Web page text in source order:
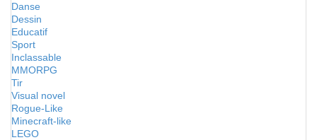
Danse
Dessin
Educatif
Sport
Inclassable
MMORPG
Tir
Visual novel
Rogue-Like
Minecraft-like
LEGO